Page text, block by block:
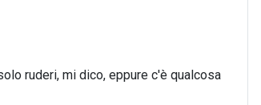
ruderi, mi dico, eppure c'è qualcosa